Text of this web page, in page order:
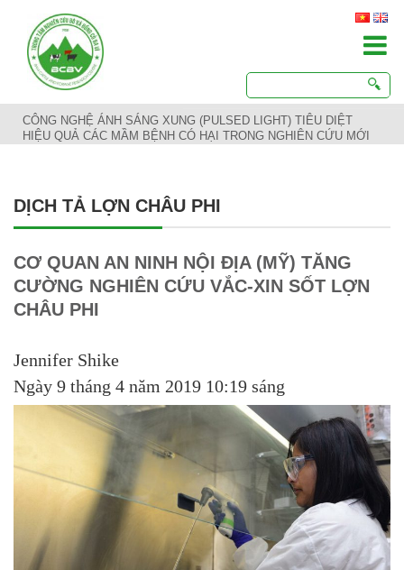
CÔNG NGHỆ ÁNH SÁNG XUNG (PULSED LIGHT) TIÊU DIỆT
HIỆU QUẢ CÁC MẦM BỆNH CÓ HẠI TRONG NGHIÊN CỨU MỚI
DỊCH TẢ LỢN CHÂU PHI
CƠ QUAN AN NINH NỘI ĐỊA (MỸ) TĂNG
CƯỜNG NGHIÊN CỨU VẮC-XIN SỐT LỢN
CHÂU PHI
Jennifer Shike
Ngày 9 tháng 4 năm 2019 10:19 sáng